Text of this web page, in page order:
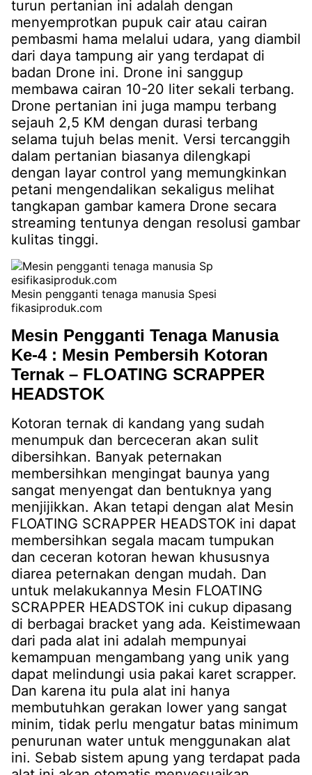
turun pertanian ini adalah dengan
menyemprotkan pupuk cair atau cairan
pembasmi hama melalui udara, yang diambil
dari daya tampung air yang terdapat di
badan Drone ini. Drone ini sanggup
membawa cairan 10-20 liter sekali terbang.
Drone pertanian ini juga mampu terbang
sejauh 2,5 KM dengan durasi terbang
selama tujuh belas menit. Versi tercanggih
dalam pertanian biasanya dilengkapi
dengan layar control yang memungkinkan
petani mengendalikan sekaligus melihat
tangkapan gambar kamera Drone secara
streaming tentunya dengan resolusi gambar
kulitas tinggi.
Mesin pengganti tenaga manusia Spesi
fikasiproduk.com
Mesin Pengganti Tenaga Manusia
Ke-4 : Mesin Pembersih Kotoran
Ternak – FLOATING SCRAPPER
HEADSTOK
Kotoran ternak di kandang yang sudah
menumpuk dan berceceran akan sulit
dibersihkan. Banyak peternakan
membersihkan mengingat baunya yang
sangat menyengat dan bentuknya yang
menjijikkan. Akan tetapi dengan alat Mesin
FLOATING SCRAPPER HEADSTOK ini dapat
membersihkan segala macam tumpukan
dan ceceran kotoran hewan khususnya
diarea peternakan dengan mudah. Dan
untuk melakukannya Mesin FLOATING
SCRAPPER HEADSTOK ini cukup dipasang
di berbagai bracket yang ada. Keistimewaan
dari pada alat ini adalah mempunyai
kemampuan mengambang yang unik yang
dapat melindungi usia pakai karet scrapper.
Dan karena itu pula alat ini hanya
membutuhkan gerakan lower yang sangat
minim, tidak perlu mengatur batas minimum
penurunan water untuk menggunakan alat
ini. Sebab sistem apung yang terdapat pada